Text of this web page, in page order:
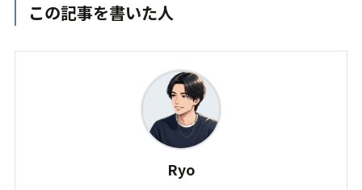
この記事を書いた人
Ryo